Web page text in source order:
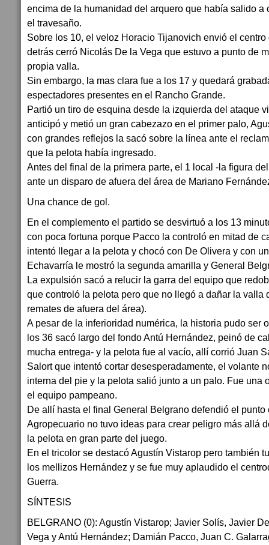
encima de la humanidad del arquero que había salido a
el travesaño.
Sobre los 10, el veloz Horacio Tijanovich envió el
detrás cerró Nicolás De la Vega que estuvo a punto de
propia valla.
Sin embargo, la mas clara fue a los 17 y quedará
espectadores presentes en el Rancho Grande.
Partió un tiro de esquina desde la izquierda del ataque
anticipó y metió un gran cabezazo en el primer palo,
con grandes reflejos la sacó sobre la línea ante el
que la pelota había ingresado.
Antes del final de la primera parte, el 1 local -la figura
ante un disparo de afuera del área de Mariano
Una chance de gol.
En el complemento el partido se desvirtuó a los 13
con poca fortuna porque Pacco la controló en mitad de
intentó llegar a la pelota y chocó con De Olivera y con
Echavarría le mostró la segunda amarilla y General
La expulsión sacó a relucir la garra del equipo que
que controló la pelota pero que no llegó a dañar la valla
remates de afuera del área).
A pesar de la inferioridad numérica, la historia pudo ser
los 36 sacó largo del fondo Antú Hernández, peinó de
mucha entrega- y la pelota fue al vacío, allí corrió Juan
Salort que intentó cortar desesperadamente, el volante
interna del pie y la pelota salió junto a un palo. Fue una
el equipo pampeano.
De allí hasta el final General Belgrano defendió el punto
Agropecuario no tuvo ideas para crear peligro más allá
la pelota en gran parte del juego.
En el tricolor se destacó Agustín Vistarop pero también
los mellizos Hernández y se fue muy aplaudido el
Guerra.
SÍNTESIS
BELGRANO (0): Agustín Vistarop; Javier Solís, Javier
Vega y Antú Hernández; Damián Pacco, Juan C.